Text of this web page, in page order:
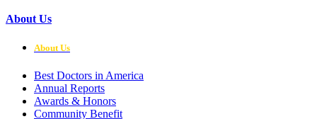
About Us
About Us
Best Doctors in America
Annual Reports
Awards & Honors
Community Benefit